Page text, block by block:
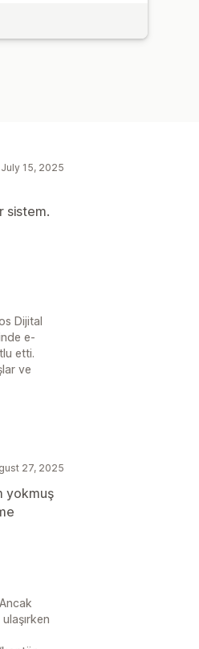
July 15, 2025
sistem.
Dijital
e-
etti.
ve
27, 2025
yokmuş